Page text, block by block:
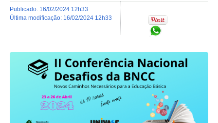
publicado: 16/02/2024 12h33
última modificação: 16/02/2024 12h33